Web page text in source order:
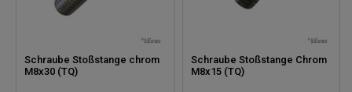
Schraube Stoßstange chrom
M8x30 (TQ)
Schraube Stoßstange Chrom
M8x15 (TQ)